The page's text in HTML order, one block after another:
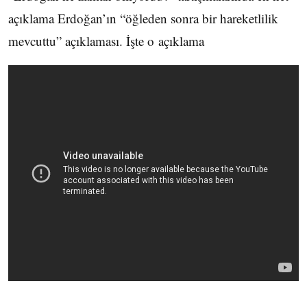
açıklama Erdoğan’ın “öğleden sonra bir hareketlilik
mevcuttu” açıklaması. İşte o açıklama